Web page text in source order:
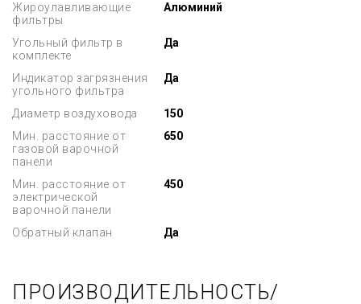
Жироулавливающие
фильтры
Алюминий
Угольный фильтр в
комплекте
Да
Индикатор загрязнения
угольного фильтра
Да
Диаметр воздуховода
150
Мин. расстояние от
газовой варочной
панели
650
Мин. расстояние от
электрической
варочной панели
450
Обратный клапан Да
ПРОИЗВОДИТЕЛЬНОСТЬ/